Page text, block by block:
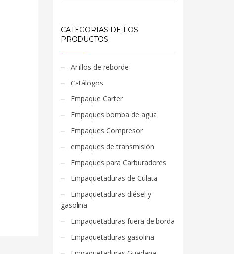
CATEGORIAS DE LOS
PRODUCTOS
Anillos de reborde
Catálogos
Empaque Carter
Empaques bomba de agua
Empaques Compresor
empaques de transmisión
Empaques para Carburadores
Empaquetaduras de Culata
Empaquetaduras diésel y
gasolina
Empaquetaduras fuera de borda
Empaquetaduras gasolina